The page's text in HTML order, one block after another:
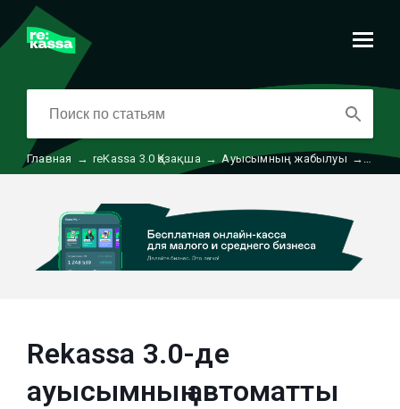
Главная → reKassa 3.0 Қазақша → Ауысымның жабылуы →
Rekassa 3.0-де
ауысымның автоматты